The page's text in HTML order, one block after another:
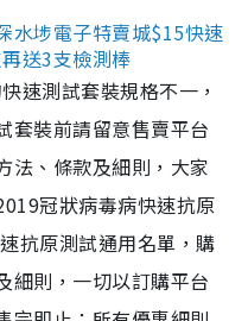
水埗電子特賣城$15快速
送3支檢測棒
速測試套裝規格不一，
套裝前請留意售賣平台
法、條款及細則，大家
冠狀病毒病快速抗原
抗原測試通用名單，購
細則，一切以訂購平台